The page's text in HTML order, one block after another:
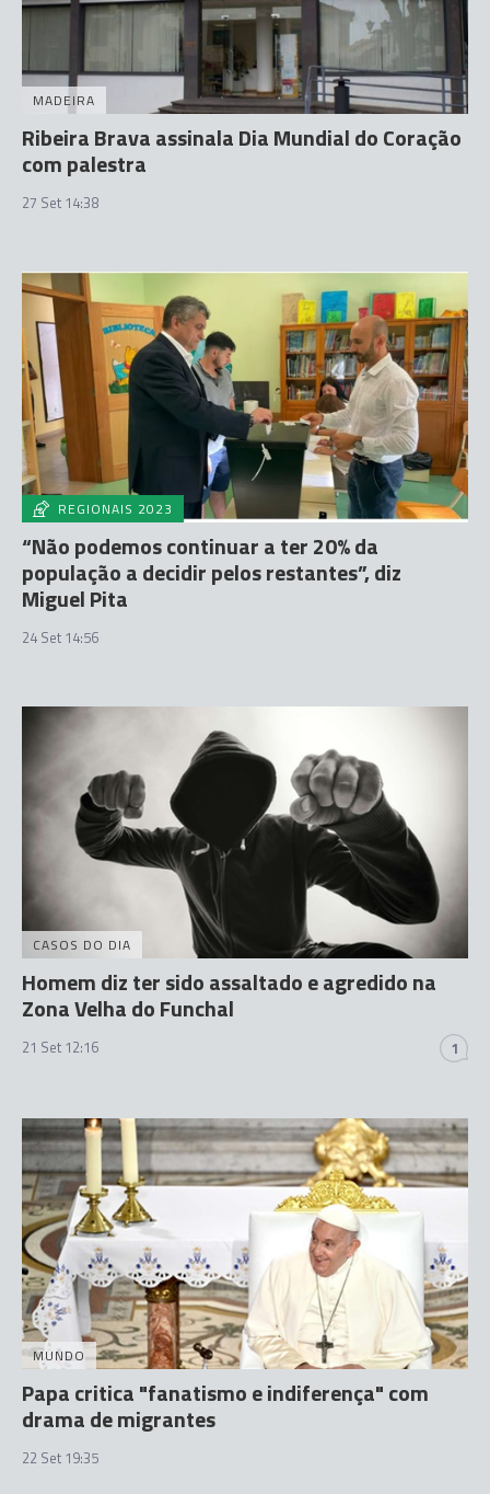
MADEIRA
Ribeira Brava assinala Dia Mundial do Coração
com palestra
27 Set 14:38
REGIONAIS 2023
“Não podemos continuar a ter 20% da
população a decidir pelos restantes”, diz
Miguel Pita
24 Set 14:56
CASOS DO DIA
Homem diz ter sido assaltado e agredido na
Zona Velha do Funchal
21 Set 12:16 1
MUNDO
Papa critica "fanatismo e indiferença" com
drama de migrantes
22 Set 19:35